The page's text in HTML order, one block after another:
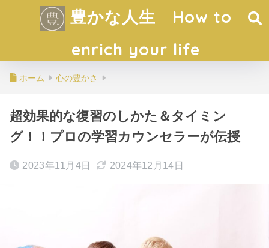
豊かな人生 How to
enrich your life
ホーム 心の豊かさ
超効果的な復習のしかた＆タイミン
グ！！プロの学習カウンセラーが伝授
2023年11月4日 2024年12月14日